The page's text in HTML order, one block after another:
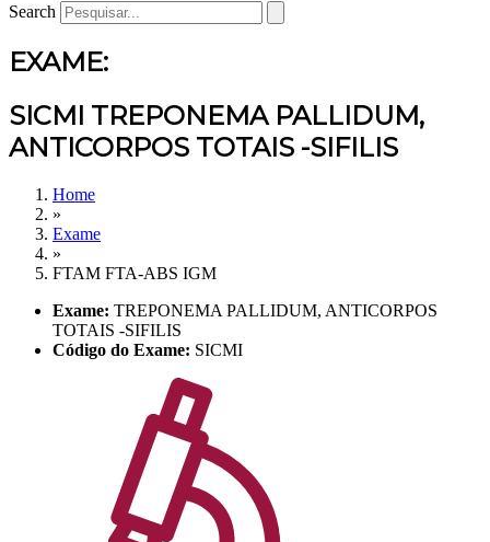
Search
EXAME:
SICMI TREPONEMA PALLIDUM,
ANTICORPOS TOTAIS -SIFILIS
Home
»
Exame
»
FTAM FTA-ABS IGM
Exame: TREPONEMA PALLIDUM, ANTICORPOS
TOTAIS -SIFILIS
Código do Exame: SICMI